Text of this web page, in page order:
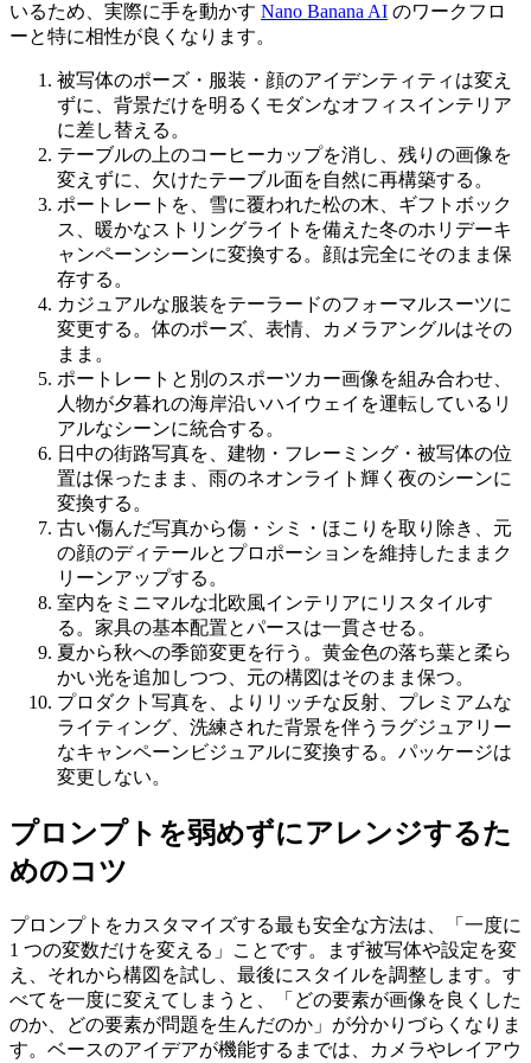
いるため、実際に手を動かす Nano Banana AI のワークフロ
ーと特に相性が良くなります。
被写体のポーズ・服装・顔のアイデンティティは変え
ずに、背景だけを明るくモダンなオフィスインテリア
に差し替える。
テーブルの上のコーヒーカップを消し、残りの画像を
変えずに、欠けたテーブル面を自然に再構築する。
ポートレートを、雪に覆われた松の木、ギフトボック
ス、暖かなストリングライトを備えた冬のホリデーキ
ャンペーンシーンに変換する。顔は完全にそのまま保
存する。
カジュアルな服装をテーラードのフォーマルスーツに
変更する。体のポーズ、表情、カメラアングルはその
まま。
ポートレートと別のスポーツカー画像を組み合わせ、
人物が夕暮れの海岸沿いハイウェイを運転しているリ
アルなシーンに統合する。
日中の街路写真を、建物・フレーミング・被写体の位
置は保ったまま、雨のネオンライト輝く夜のシーンに
変換する。
古い傷んだ写真から傷・シミ・ほこりを取り除き、元
の顔のディテールとプロポーションを維持したままク
リーンアップする。
室内をミニマルな北欧風インテリアにリスタイルす
る。家具の基本配置とパースは一貫させる。
夏から秋への季節変更を行う。黄金色の落ち葉と柔ら
かい光を追加しつつ、元の構図はそのまま保つ。
プロダクト写真を、よりリッチな反射、プレミアムな
ライティング、洗練された背景を伴うラグジュアリー
なキャンペーンビジュアルに変換する。パッケージは
変更しない。
プロンプトを弱めずにアレンジするた
めのコツ
プロンプトをカスタマイズする最も安全な方法は、「一度に
1 つの変数だけを変える」ことです。まず被写体や設定を変
え、それから構図を試し、最後にスタイルを調整します。す
べてを一度に変えてしまうと、「どの要素が画像を良くした
のか、どの要素が問題を生んだのか」が分かりづらくなりま
す。ベースのアイデアが機能するまでは、カメラやレイアウ